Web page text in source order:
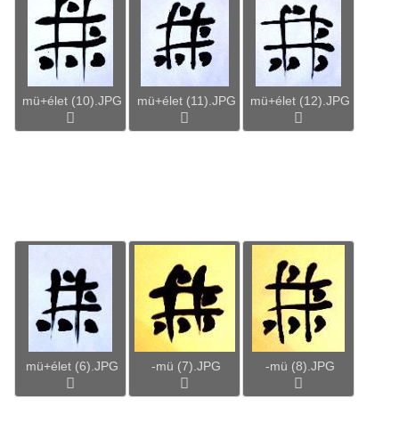
mü+élet (10).JPG mü+élet (11).JPG mü+élet (12).JPG
mü+élet (6).JPG -mü (7).JPG -mü (8).JPG